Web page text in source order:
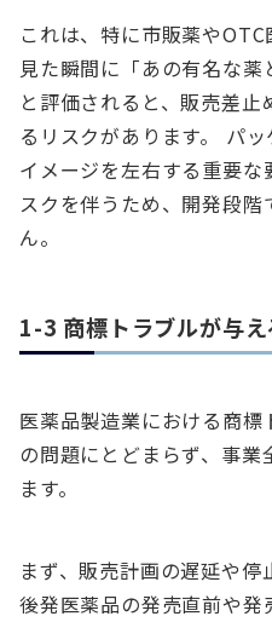
これは、特に市販薬や
見た瞬間に「あの有名な
と評価されると、販売差
るリスクがあります。 パ
イメージを左右する重要な
スクを伴うため、開発段
ん。
1-3 商標トラブルが与え
医薬品製造業における商
の問題にとどまらず、事業
ます。
まず、販売計画の遅延や停
後発医薬品の発売直前や発